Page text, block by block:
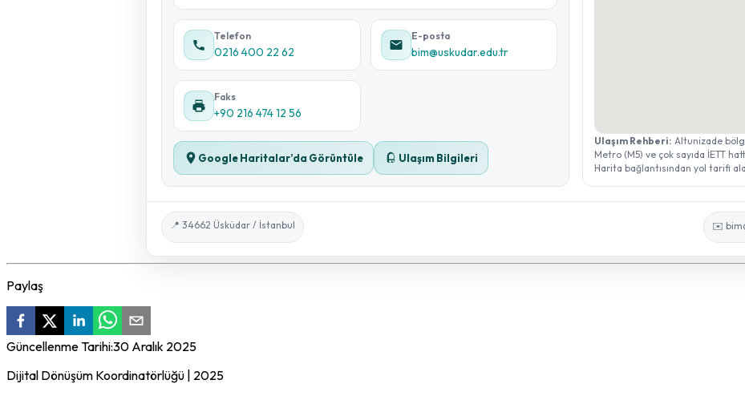
Telefon
0216 400 22 62
E-posta
bim@uskudar.edu.tr
Faks
+90 216 474 12 56
Google Haritalar’da Görüntüle Ulaşım Bilgileri
Ulaşım Rehberi: Altunizade
Metro (M5) ve çok sayıda İETT
Harita bağlantısından yol tarifi
📍 34662 Üsküdar / İstanbul ✉️
Paylaş
Güncellenme Tarihi:30 Aralık 2025
Dijital Dönüşüm Koordinatörlüğü | 2025